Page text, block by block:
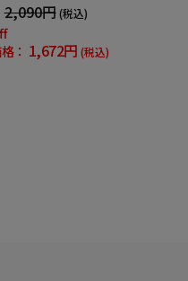
2,090円 (税込)
： 1,672円 (税込)